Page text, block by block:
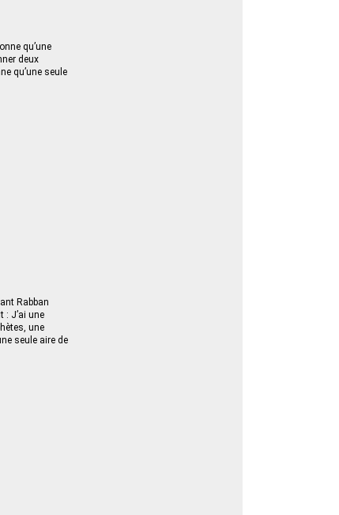
qu’une
deux
qu’une seule
Rabban
: J’ai une
une
seule aire de